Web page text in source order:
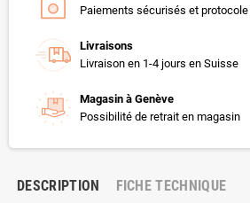
Paiements sécurisés et protocole
Livraisons
Livraison en 1-4 jours en Suisse
Magasin à Genève
Possibilité de retrait en magasin
DESCRIPTION FICHE TECHNIQUE